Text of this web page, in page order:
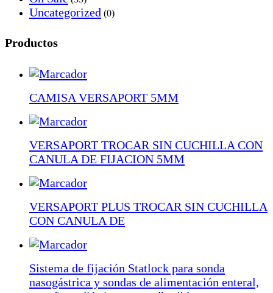
Uncategorized (0)
Productos
CAMISA VERSAPORT 5MM
VERSAPORT TROCAR SIN CUCHILLA CON
CANULA DE FIJACION 5MM
VERSAPORT PLUS TROCAR SIN CUCHILLA
CON CANULA DE
Sistema de fijación Statlock para sonda
nasogástrica y sondas de alimentación enteral,